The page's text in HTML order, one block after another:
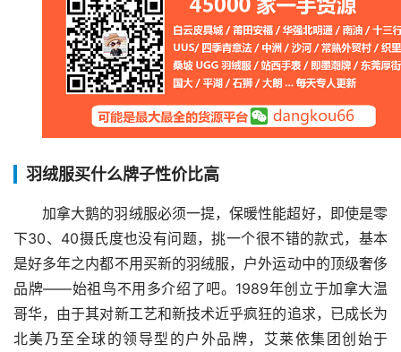
羽绒服买什么牌子性价比高
加拿大鹅的羽绒服必须一提，保暖性能超好，即使是零
下30、40摄氏度也没有问题，挑一个很不错的款式，基本
是好多年之内都不用买新的羽绒服，户外运动中的顶级奢侈
品牌——始祖鸟不用多介绍了吧。1989年创立于加拿大温
哥华，由于其对新工艺和新技术近乎疯狂的追求，已成长为
北美乃至全球的领导型的户外品牌，艾莱依集团创始于